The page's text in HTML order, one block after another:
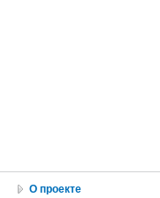
О проекте